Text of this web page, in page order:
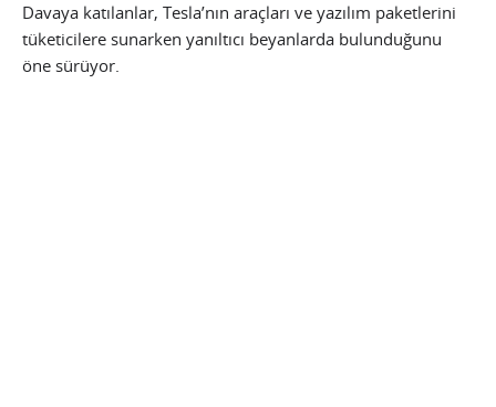
Davaya katılanlar, Tesla’nın araçları ve yazılım paketlerini
tüketicilere sunarken yanıltıcı beyanlarda bulunduğunu
öne sürüyor.